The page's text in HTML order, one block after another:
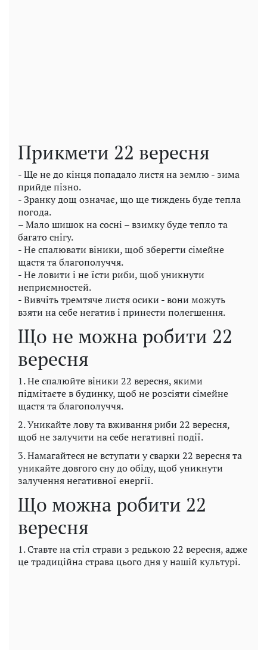
Прикмети 22 вересня
- Ще не до кінця попадало листя на землю - зима
прийде пізно.
- Зранку дощ означає, що ще тиждень буде тепла
погода.
– Мало шишок на сосні – взимку буде тепло та
багато снігу.
- Не спалювати віники, щоб зберегти сімейне
щастя та благополуччя.
- Не ловити і не їсти риби, щоб уникнути
неприємностей.
- Вивчіть тремтяче листя осики - вони можуть
взяти на себе негатив і принести полегшення.
Що не можна робити 22
вересня
1. Не спалюйте віники 22 вересня, якими
підмітаєте в будинку, щоб не розсіяти сімейне
щастя та благополуччя.
2. Уникайте лову та вживання риби 22 вересня,
щоб не залучити на себе негативні події.
3. Намагайтеся не вступати у сварки 22 вересня та
уникайте довгого сну до обіду, щоб уникнути
залучення негативної енергії.
Що можна робити 22
вересня
1. Ставте на стіл страви з редькою 22 вересня, адже
це традиційна страва цього дня у нашій культурі.